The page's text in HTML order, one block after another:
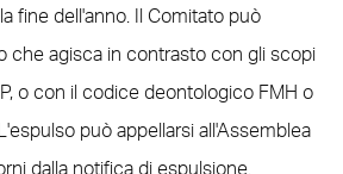
fine dell'anno. Il Comitato può
che agisca in contrasto con gli scopi
o con il codice deontologico FMH o
può appellarsi all'Assemblea
dalla notifica di espulsione.